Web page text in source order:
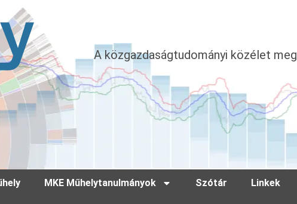
A közgazdaságtudományi közélet
MKE Műhelytanulmányok Szótár Linkek